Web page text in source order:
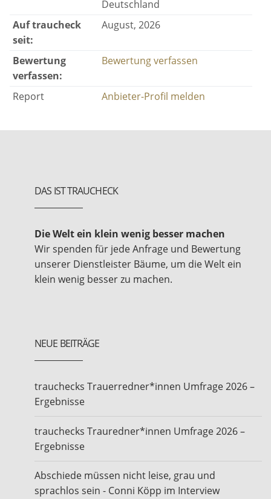
Deutschland
Auf traucheck
seit:
August, 2026
Bewertung
verfassen:
Bewertung verfassen
Report Anbieter-Profil melden
DAS IST TRAUCHECK
Die Welt ein klein wenig besser machen
Wir spenden für jede Anfrage und Bewertung
unserer Dienstleister Bäume, um die Welt ein
klein wenig besser zu machen.
NEUE BEITRÄGE
trauchecks Trauerredner*innen Umfrage 2026 –
Ergebnisse
trauchecks Trauredner*innen Umfrage 2026 –
Ergebnisse
Abschiede müssen nicht leise, grau und
sprachlos sein - Conni Köpp im Interview